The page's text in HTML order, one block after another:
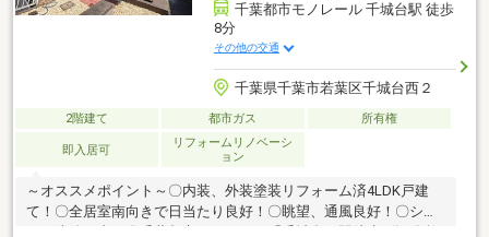
千葉都市モノレール 千城台駅 徒歩
8分
その他の交通
千葉県千葉市若葉区千城台西２
2階建て 都市ガス 所有権
即入居可
リフォームリノベーシ
ョン
～オススメポイント～〇内装、外装塗装リフォーム済4LDK戸建
て！〇全居室南向きで日当たり良好！〇眺望、通風良好！〇シロ